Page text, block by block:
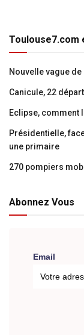
Toulouse7.com
Nouvelle vague
Canicule, 22
Eclipse, comment
Présidentielle,
une primaire
270 pompiers
Abonnez Vous
Email